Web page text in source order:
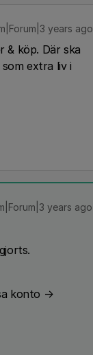
years ago
& köp. Där ska
extra liv i
years ago
konto →